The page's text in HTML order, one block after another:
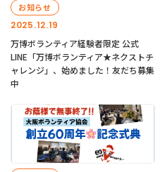
2025.12.19
お知らせ
万博ボランティア経験者限定 公式
LINE「万博ボランティア★ネクストチ
ャレンジ」、始めました！友だち募集
中